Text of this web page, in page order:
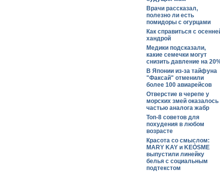
Врачи рассказал,
полезно ли есть
помидоры с огурцами
Как справиться с
хандрой
Медики подсказали,
какие семечки могут
снизить давление на
В Японии из-за тайфуна
"Факсай" отменили
более 100 авиарейсов
Отверстие в черепе у
морских змей оказалось
частью аналога жабр
Топ-8 советов для
похудения в любом
возрасте
Красота со смыслом:
MARY KAY и KEÒSME
выпустили линейку
белья с социальным
подтекстом